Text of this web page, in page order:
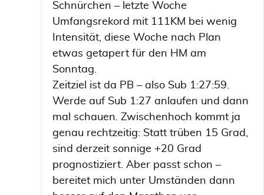
Schnürchen – letzte Woche
Umfangsrekord mit 111KM bei wenig
Intensität, diese Woche nach Plan
etwas getapert für den HM am
Sonntag.
Zeitziel ist da PB – also Sub 1:27:59.
Werde auf Sub 1:27 anlaufen und dann
mal schauen. Zwischenhoch kommt ja
genau rechtzeitig: Statt trüben 15 Grad,
sind derzeit sonnige +20 Grad
prognostiziert. Aber passt schon –
bereitet mich unter Umständen dann